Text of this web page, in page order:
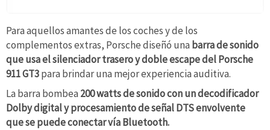
Para aquellos amantes de los coches y de los
complementos extras, Porsche diseñó una barra de sonido
que usa el silenciador trasero y doble escape del Porsche
911 GT3para brindar una mejor experiencia auditiva.
La barra bombea 200 watts de sonidocon un decodificador
Dolby digital y procesamiento de señal DTS envolvente
que se puede conectar vía Bluetooth.